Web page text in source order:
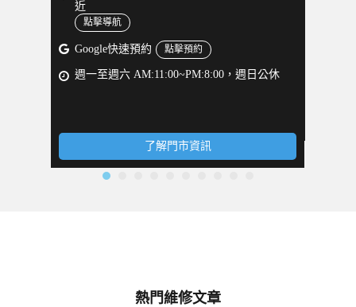
近
點擊導航
Google快速預約 點擊預約
週一至週六 AM:11:00~PM:8:00，週日公休
了解門市資訊
熱門維修文章